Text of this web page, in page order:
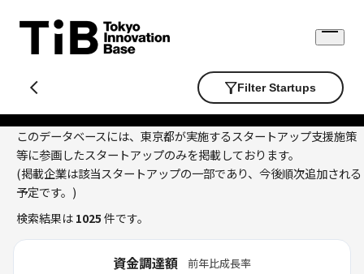
content
Open
Filter Startups
このデータベースには、東京都が実施するスタートアップ支援施策
等に参画したスタートアップのみを掲載しております。
(掲載企業は該当スタートアップの一部であり、今後順次追加される
予定です。)
検索結果は 1025 件です。
資金調達額 前年比成長率